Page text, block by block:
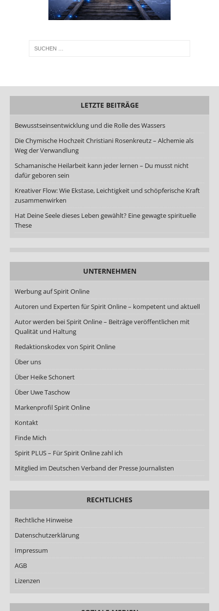
LETZTE BEITRÄGE
Bewusstseinsentwicklung und die Rolle des Wassers
Die Chymische Hochzeit Christiani Rosenkreutz – Alchemie als
Weg der Verwandlung
Schamanische Heilarbeit kann jeder lernen – Du musst nicht
dafür geboren sein
Kreativer Flow: Wie Ekstase, Leichtigkeit und schöpferische Kraft
zusammenwirken
Hat Deine Seele dieses Leben gewählt? Eine gewagte spirituelle
These
UNTERNEHMEN
Werbung auf Spirit Online
Autoren und Experten für Spirit Online – kompetent und aktuell
Autor werden bei Spirit Online – Beiträge veröffentlichen mit
Qualität und Haltung
Redaktionskodex von Spirit Online
Über uns
Über Heike Schonert
Über Uwe Taschow
Markenprofil Spirit Online
Kontakt
Finde Mich
Spirit PLUS – Für Spirit Online zahl ich
Mitglied im Deutschen Verband der Presse Journalisten
RECHTLICHES
Rechtliche Hinweise
Datenschutzerklärung
Impressum
AGB
Lizenzen